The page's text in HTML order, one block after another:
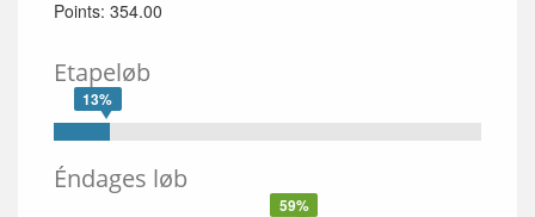
Points: 354.00
Etapeløb
13%
Éndages løb
59%